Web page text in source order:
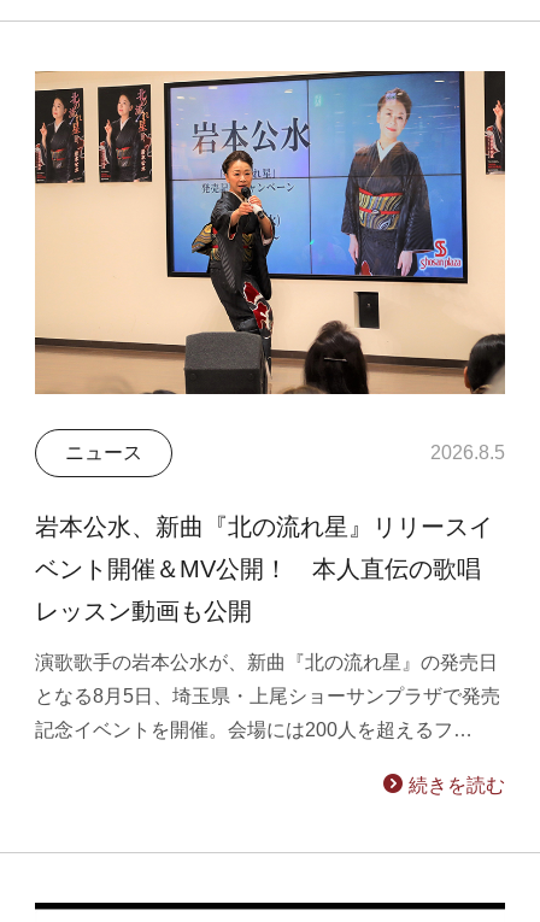
ニュース 2026.8.5
岩本公水、新曲『北の流れ星』リリースイ
ベント開催＆MV公開！ 本人直伝の歌唱
レッスン動画も公開
演歌歌手の岩本公水が、新曲『北の流れ星』の発売日
となる8月5日、埼玉県・上尾ショーサンプラザで発売
記念イベントを開催。会場には200人を超えるフ…
続きを読む